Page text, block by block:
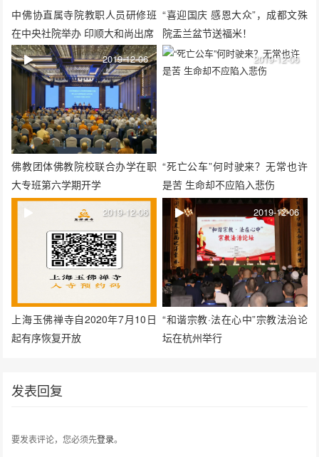
中佛协直属寺院教职人员研修班
在中央社院举办 印顺大和尚出席
“喜迎国庆 感恩大众”，成都文殊
院盂兰盆节送福米！
佛教团体佛教院校联合办学在职
大专班第六学期开学
2019-12-06
“死亡公车”何时驶来？无常也许
是苦 生命却不应陷入悲伤
2019-12-06
上海玉佛禅寺自2020年7月10日
起有序恢复开放
2019-12-06
“和谐宗教·法在心中”宗教法治论
坛在杭州举行
2019-12-06
发表回复
要发表评论，您必须先登录。